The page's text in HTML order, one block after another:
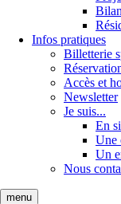
Infos pratiques
Billetterie
Accès et
Newsletter
Je suis...
En
Une
Un
Nous
menu